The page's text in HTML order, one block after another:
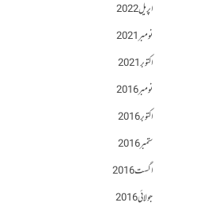
اپریل 2022
نومبر 2021
اکتوبر 2021
نومبر 2016
اکتوبر 2016
ستمبر 2016
اگست 2016
جولائی 2016